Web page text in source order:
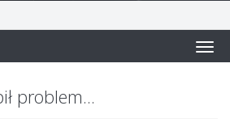
problem...